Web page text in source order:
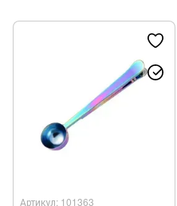
Артикул: 101363